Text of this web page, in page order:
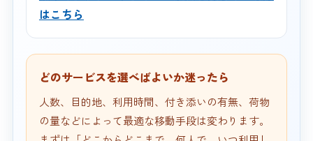
はこちら
どのサービスを選べばよいか迷ったら
人数、目的地、利用時間、付き添いの有無、荷物
の量などによって最適な移動手段は変わります。